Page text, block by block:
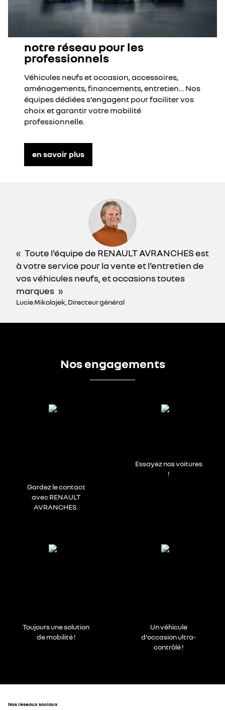
notre réseau pour les
professionnels
Véhicules neufs et occasion, accessoires,
aménagements, financements, entretien… Nos
équipes dédiées s’engagent pour faciliter vos
choix et garantir votre mobilité
professionnelle.
en savoir plus
Toute l'équipe de RENAULT AVRANCHES est
à votre service pour la vente et l’entretien de
vos véhicules neufs, et occasions toutes
marques
Lucie Mikolajek, Directeur général
Nos engagements
Gardez le contact
avec RENAULT
AVRANCHES.
Essayez nos voitures
!
Toujours une solution
de mobilité !
Un véhicule
d'occasion ultra-
contrôlé !
Nos réseaux sociaux